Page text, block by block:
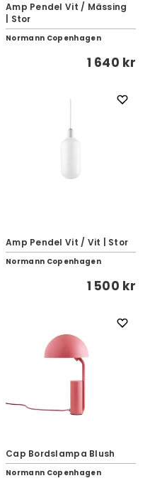
Amp Pendel Vit / Mässing
| Stor
Normann Copenhagen
1 640 kr
Amp Pendel Vit / Vit | Stor
Normann Copenhagen
1 500 kr
Cap Bordslampa Blush
Normann Copenhagen